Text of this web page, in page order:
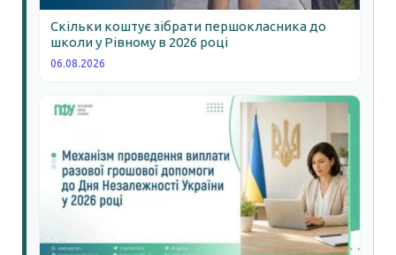
Скільки коштує зібрати першокласника до
школи у Рівному в 2026 році
06.08.2026